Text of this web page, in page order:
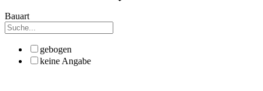
Bauart
gebogen
keine Angabe